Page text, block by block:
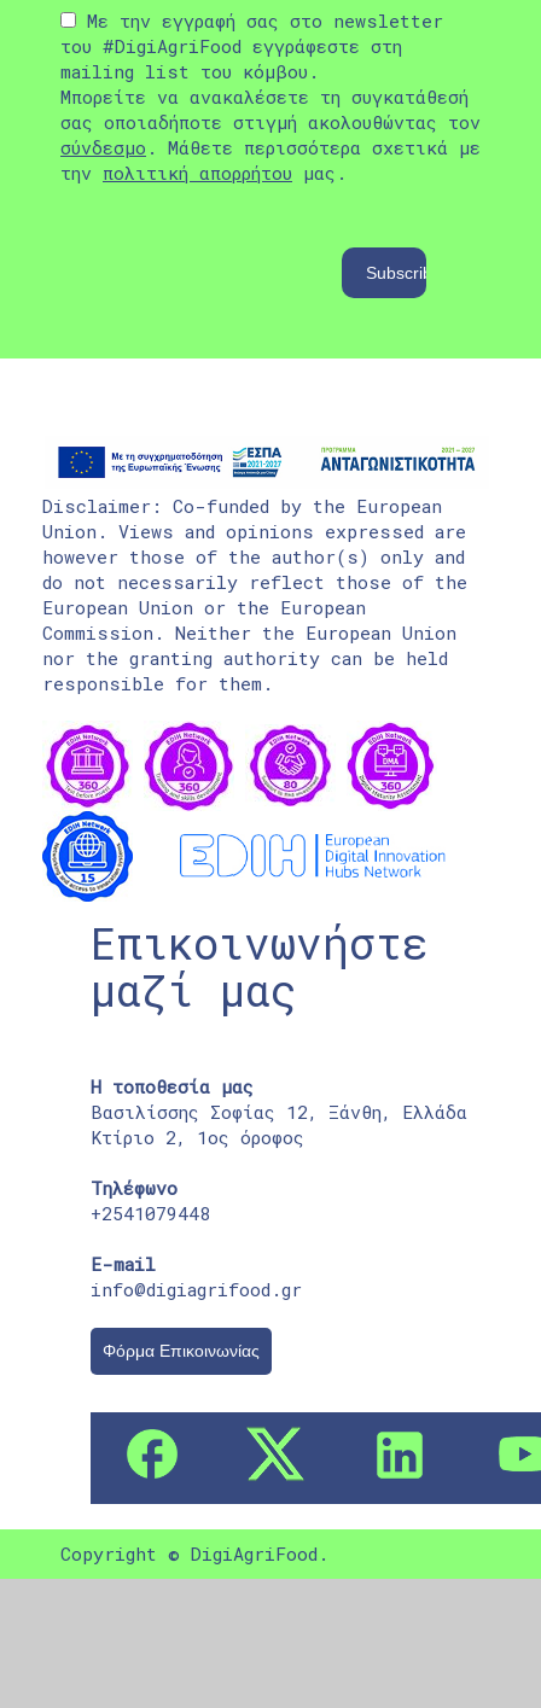
Με την εγγραφή σας στο newsletter
του #DigiAgriFood εγγράφεστε στη
mailing list του κόμβου.
Μπορείτε να ανακαλέσετε τη συγκατάθεσή
σας οποιαδήποτε στιγμή ακολουθώντας τον
σύνδεσμο . Μάθετε περισσότερα σχετικά με
την πολιτική απορρήτου μας.
Disclaimer: Co-funded by the European
Union. Views and opinions expressed are
however those of the author(s) only and
do not necessarily reflect those of the
European Union or the European
Commission. Neither the European Union
nor the granting authority can be held
responsible for them.
Επικοινωνήστε
μαζί μας
Η τοποθεσία μας
Βασιλίσσης Σοφίας 12, Ξάνθη, Ελλάδα
Κτίριο 2, 1ος όροφος
Τηλέφωνο
+2541079448
E-mail
info@digiagrifood.gr
Φόρμα Επικοινωνίας
Copyright © DigiAgriFood.